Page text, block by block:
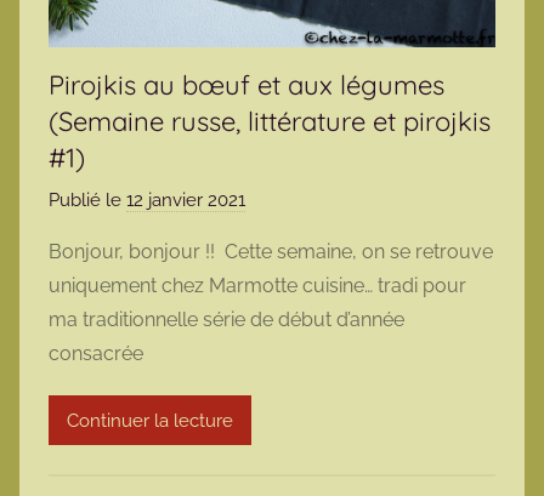
Pirojkis au bœuf et aux légumes
(Semaine russe, littérature et pirojkis
#1)
Publié le 12 janvier 2021
r
m
a
t
Bonjour, bonjour !! Cette semaine, on se retrouve
uniquement chez Marmotte cuisine… tradi pour
ma traditionnelle série de début d’année
consacrée
Continuer la lecture